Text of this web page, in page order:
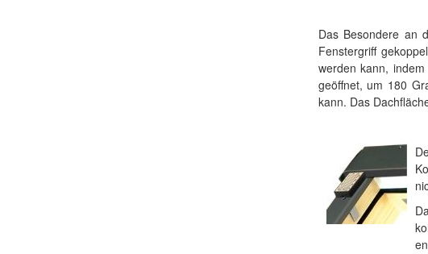
Das Besondere an
Fenstergriff
werden kann,
geöffnet, um 180
kann. Das